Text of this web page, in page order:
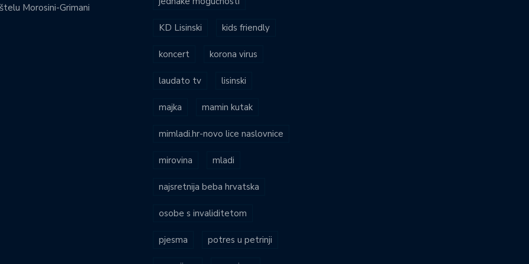
Morosini-Grimani
KD Lisinski kids friendly
koncert korona virus
laudato tv lisinski
majka mamin kutak
mimladi.hr-novo lice naslovnice
mirovina mladi
najsretnija beba hrvatska
osobe s invaliditetom
pjesma potres u petrinji